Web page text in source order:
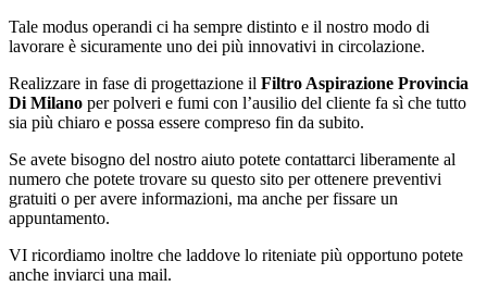
Tale modus operandi ci ha sempre distinto e il nostro modo di
lavorare è sicuramente uno dei più innovativi in circolazione.
Realizzare in fase di progettazione il Filtro Aspirazione Provincia
Di Milano per polveri e fumi con l’ausilio del cliente fa sì che tutto
sia più chiaro e possa essere compreso fin da subito.
Se avete bisogno del nostro aiuto potete contattarci liberamente al
numero che potete trovare su questo sito per ottenere preventivi
gratuiti o per avere informazioni, ma anche per fissare un
appuntamento.
VI ricordiamo inoltre che laddove lo riteniate più opportuno potete
anche inviarci una mail.